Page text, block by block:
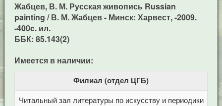
Жабцев, В. М. Русская живопись Russian
painting / В. М. Жабцев - Минск: Харвест, -2009.
-400c. ил.
ББК: 85.143(2)
Имеется в наличии:
Филиал (отдел ЦГБ)
Читальный зал литературы по искусству и периодики